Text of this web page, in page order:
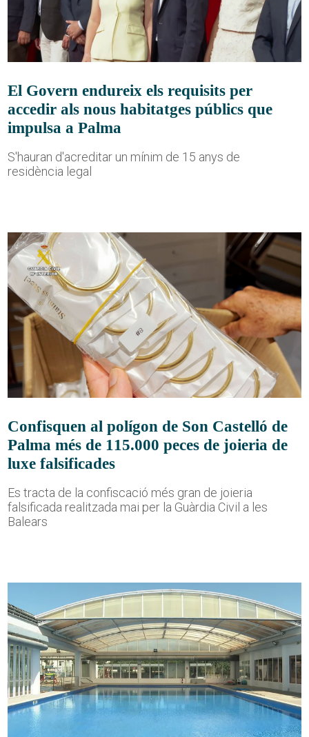
El Govern endureix els requisits per
accedir als nous habitatges públics que
impulsa a Palma
S'hauran d'acreditar un mínim de 15 anys de
residència legal
Confisquen al polígon de Son Castelló de
Palma més de 115.000 peces de joieria de
luxe falsificades
Es tracta de la confiscació més gran de joieria
falsificada realitzada mai per la Guàrdia Civil a les
Balears